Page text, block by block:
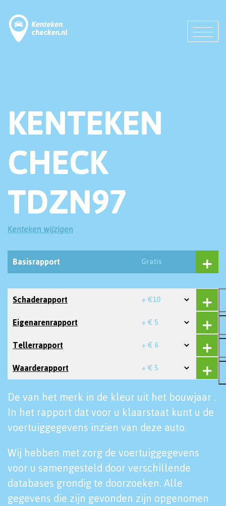
KENTEKEN
CHECK
TDZN97
Kenteken wijzigen
Basisrapport Gratis
Schaderapport + €10
Eigenarenrapport + € 5
Tellerrapport + € 6
Waarderapport + € 5
De van het merk in de kleur uit het bouwjaar .
In het rapport dat voor u klaarstaat kunt u de
voertuiggegevens inzien van deze auto.
Wij hebben met zorg de voertuiggegevens
voor u samengesteld door verschillende
databases grondig te doorzoeken. Alle
gegevens die zijn gevonden zijn opgenomen